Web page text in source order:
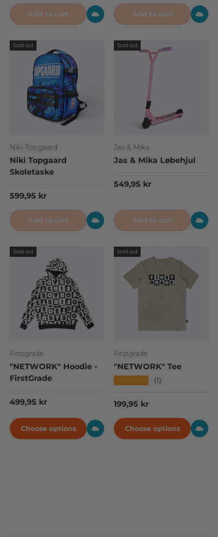
Add to cart Add to cart
Sold out
Niki-Topgaard
Niki Topgaard
Skoletaske
Regular price
599,95 kr
Add to cart
Sold out
Jas & Mika
Jas & Mika Løbehjul
Regular price
549,95 kr
Add to cart
Sold out
Firstgrade
"NETWORK" Hoodie -
FirstGrade
Regular price
499,95 kr
Choose options
Sold out
Firstgrade
"NETWORK" Tee
(1)
Regular price
199,95 kr
Choose options